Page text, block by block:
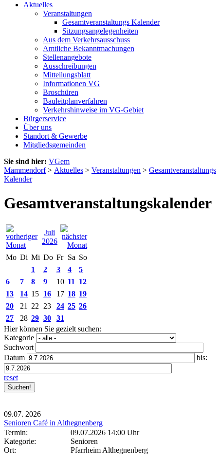
Aktuelles
Veranstaltungen
Gesamtveranstaltungs Kalender
Sitzungsangelegenheiten
Aus dem Verkehrsausschuss
Amtliche Bekanntmachungen
Stellenangebote
Ausschreibungen
Mitteilungsblatt
Informationen VG
Broschüren
Bauleitplanverfahren
Verkehrshinweise im VG-Gebiet
Bürgerservice
Über uns
Standort & Gewerbe
Mitgliedsgemeinden
Sie sind hier: VGem
Mammendorf> Aktuelles > Veranstaltungen > Gesamtveranstaltungs
Kalender
Gesamtveranstaltungskalender
Juli
2026
Mo Di Mi Do Fr Sa So
1
2 3 4
5
6
7 8 9 10 11
12
13
14 15 16 17 18 19
20
21 22 23 24 25 26
27
28 29 30
31
Hier können Sie gezielt suchen:
Kategorie
Suchwort
Datum
bis:
reset
09.07. 2026
Senioren Café in Althegnenberg
Termin:
09.07.2026 14:00 Uhr
Kategorie:
Senioren
Ort:
Pfarrheim Althegnenberg